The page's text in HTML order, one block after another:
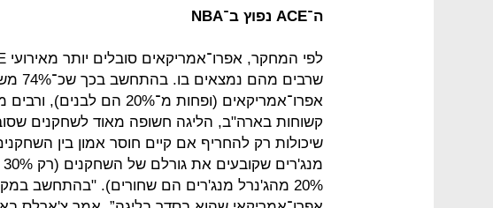
ה־ACE נפוץ ב־NBA
אפרו־אמריקאים (ופחות
קשוחות בארה"ב, הליגה חשופה מאוד לשחקנים
שיכולות רק להחריף אם קיים חוסר אמון בין
20% מהג'נרל מנג'רים הם שחורים). "בהתחשב